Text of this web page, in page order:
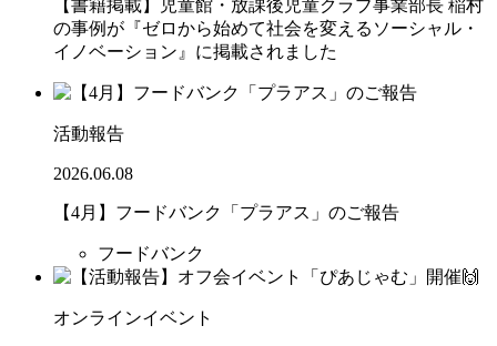
【書籍掲載】児童館・放課後児童クラブ事業部長 稲村
の事例が『ゼロから始めて社会を変えるソーシャル・
イノベーション』に掲載されました
活動報告
2026.06.08
【4月】フードバンク「プラアス」のご報告
フードバンク
オンラインイベント